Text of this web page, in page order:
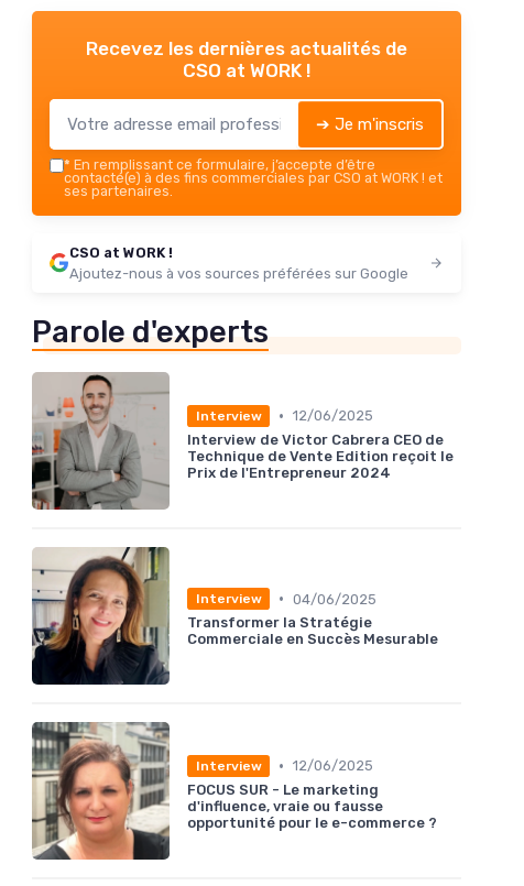
Recevez les dernières actualités de
CSO at WORK !
➔ Je m'inscris
* En remplissant ce formulaire, j’accepte d’être
contacté(e) à des fins commerciales par CSO at WORK ! et
ses partenaires.
CSO at WORK !
Ajoutez-nous à vos sources préférées sur Google
Parole d'experts
Interview • 12/06/2025
Interview de Victor Cabrera CEO de
Technique de Vente Edition reçoit le
Prix de l'Entrepreneur 2024
Interview • 04/06/2025
Transformer la Stratégie
Commerciale en Succès Mesurable
Interview • 12/06/2025
FOCUS SUR - Le marketing
d'influence, vraie ou fausse
opportunité pour le e-commerce ?